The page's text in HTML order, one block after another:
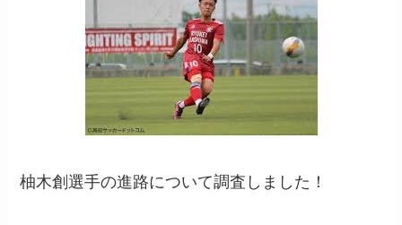
柚木創選手の進路について調査しました！